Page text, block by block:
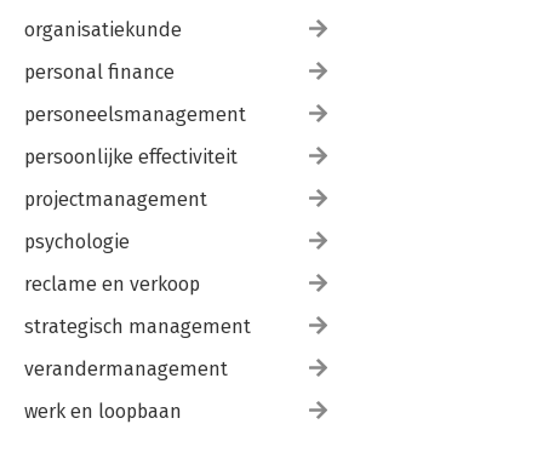
organisatiekunde
personal finance
personeelsmanagement
persoonlijke effectiviteit
projectmanagement
psychologie
reclame en verkoop
strategisch management
verandermanagement
werk en loopbaan